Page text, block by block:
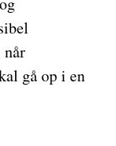
når
gå op i en